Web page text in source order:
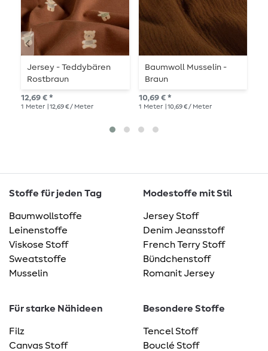
Jersey - Teddybären
Rostbraun
12,69 € *
1 Meter | 12,69 € / Meter
Baumwoll Musselin -
Braun
10,69 € *
1 Meter | 10,69 € / Meter
Stoffe für jeden Tag
Baumwollstoffe
Leinenstoffe
Viskose Stoff
Sweatstoffe
Musselin
Modestoffe mit Stil
Jersey Stoff
Denim Jeansstoff
French Terry Stoff
Bündchenstoff
Romanit Jersey
Für starke Nähideen
Filz
Canvas Stoff
Besondere Stoffe
Tencel Stoff
Bouclé Stoff